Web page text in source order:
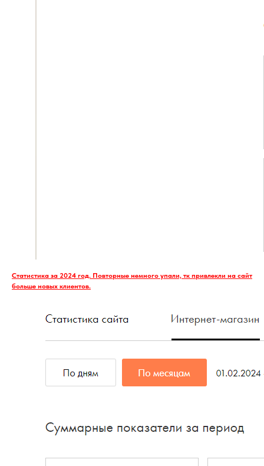
Статистика за 2024 год. Повторные немного упали, тк привлекли на сайт
больше новых клиентов.